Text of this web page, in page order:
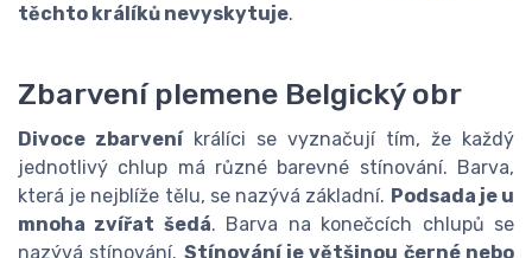
těchto králíků nevyskytuje.
Zbarvení plemene Belgický obr
Divoce zbarveníkrálíci se vyznačují tím, že každý
jednotlivý chlup má různé barevné stínování. Barva,
která je nejblíže tělu, se nazývá základní. Podsada je u
mnoha zvířat šedá. Barva na konečcích chlupů se
nazývá stínování. Stínování je většinou černé nebo